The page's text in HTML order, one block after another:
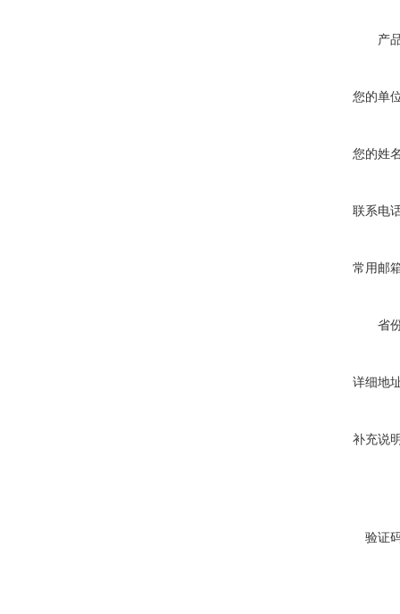
产
您的单
您的姓
联系电
常用邮
省
详细地
补充说
验证